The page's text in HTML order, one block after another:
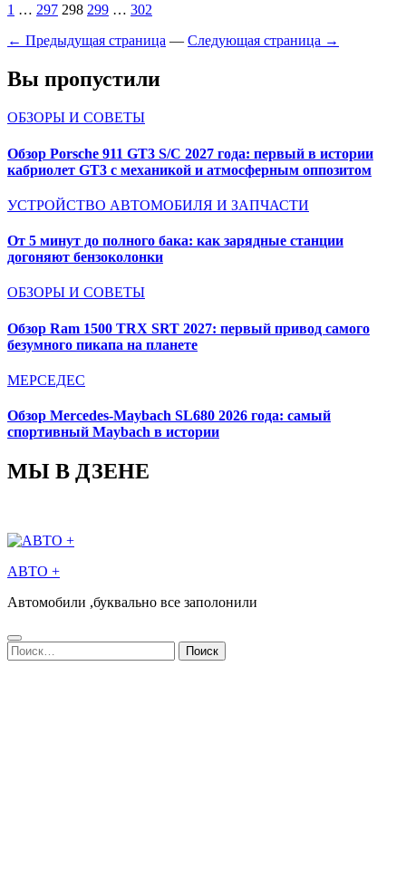
Пагинация
записей
1 … 297 298 299 … 302
← Предыдущая страница — Следующая страница →
Вы пропустили
ОБЗОРЫ И СОВЕТЫ
Обзор Porsche 911 GT3 S/C 2027 года: первый в истории
кабриолет GT3 с механикой и атмосферным оппозитом
УСТРОЙСТВО АВТОМОБИЛЯ И ЗАПЧАСТИ
От 5 минут до полного бака: как зарядные станции
догоняют бензоколонки
ОБЗОРЫ И СОВЕТЫ
Обзор Ram 1500 TRX SRT 2027: первый привод самого
безумного пикапа на планете
МЕРСЕДЕС
Обзор Mercedes-Maybach SL680 2026 года: самый
спортивный Maybach в истории
МЫ В ДЗЕНЕ
АВТО +
Автомобили ,буквально все заполонили
Найти: